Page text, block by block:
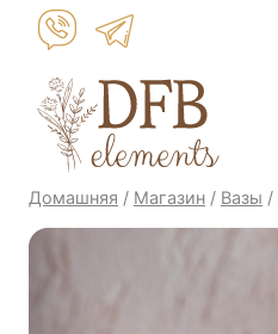
Перейти
контенту
Домашняя / Магазин / Вазы /